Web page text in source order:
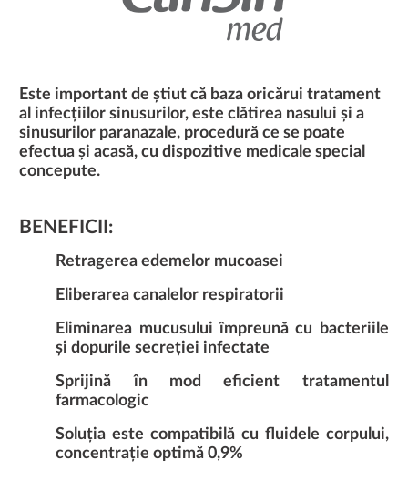
Este important de știut că baza oricărui tratament
al infecțiilor sinusurilor, este clătirea nasului și a
sinusurilor paranazale, procedură ce se poate
efectua și acasă, cu dispozitive medicale special
concepute.
BENEFICII:
Retragerea edemelor mucoasei
Eliberarea canalelor respiratorii
Eliminarea mucusului împreună cu bacteriile
și dopurile secreției infectate
Sprijină în mod eficient tratamentul
farmacologic
Soluția este compatibilă cu fluidele corpului,
concentrație optimă 0,9%